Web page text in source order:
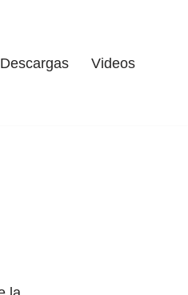
Descargas Videos